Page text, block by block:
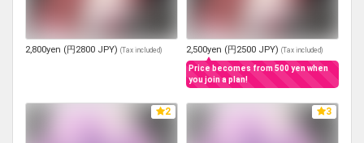
2,800yen (円2800 JPY) (Tax included) 2,500yen (円2500 JPY) (Tax included)
Price becomes from 500 yen when
you join a plan!
2 3